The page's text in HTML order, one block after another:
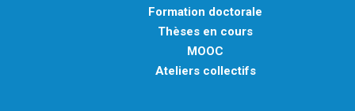
Formation doctorale
Thèses en cours
MOOC
Ateliers collectifs